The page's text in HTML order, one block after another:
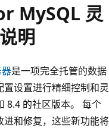
MySQL 灵
明
是一项完全托管的数据
设置进行精细控制和灵
8.4 的社区版本。 每个
和修复，这些新功能将